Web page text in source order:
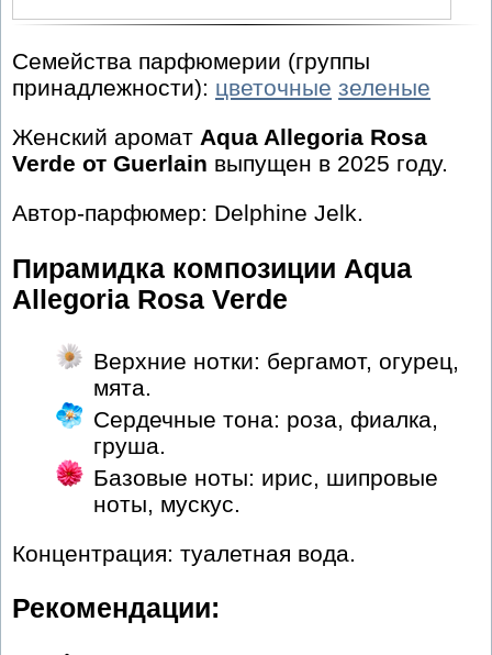
Семейства парфюмерии (группы
принадлежности): цветочные зеленые
Женский аромат Aqua Allegoria Rosa
Verde от Guerlain выпущен в 2025 году.
Автор-парфюмер: Delphine Jelk.
Пирамидка композиции Aqua
Allegoria Rosa Verde
Верхние нотки: бергамот, огурец,
мята.
Сердечные тона: роза, фиалка,
груша.
Базовые ноты: ирис, шипровые
ноты, мускус.
Концентрация: туалетная вода.
Рекомендации: